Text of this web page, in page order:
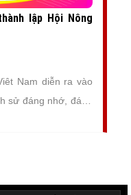
lập Hội Nông
Nam diễn ra vào
sử đáng nhớ, đánh